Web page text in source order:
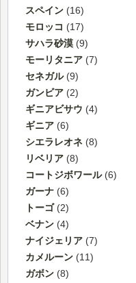
スペイン (16)
モロッコ (17)
サハラ砂漠 (9)
モーリタニア (7)
セネガル(9)
ガンビア (2)
ギニアビサウ (4)
ギニア (6)
シエラレオネ (8)
リベリア (8)
コートジボワール(6)
ガーナ (6)
トーゴ(2)
ベナン (4)
ナイジェリア (7)
カメルーン (11)
ガボン (8)